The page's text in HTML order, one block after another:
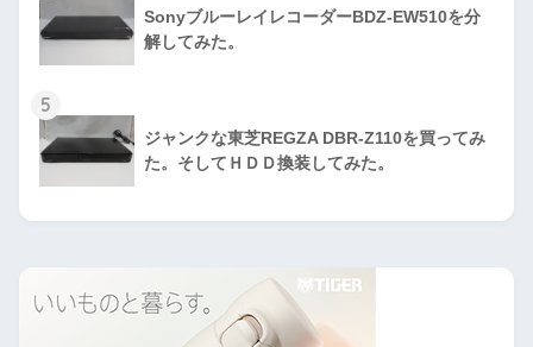
SonyブルーレイレコーダーBDZ-EW510を分
解してみた。
5
ジャンクな東芝REGZA DBR-Z110を買ってみ
た。そしてＨＤＤ換装してみた。